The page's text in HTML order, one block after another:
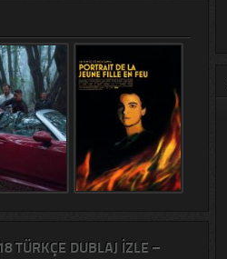
TÜRKÇE DUBLAJ IZLE –